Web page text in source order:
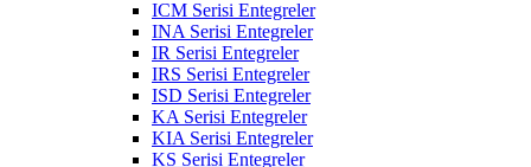
ICM Serisi Entegreler
INA Serisi Entegreler
IR Serisi Entegreler
IRS Serisi Entegreler
ISD Serisi Entegreler
KA Serisi Entegreler
KIA Serisi Entegreler
KS Serisi Entegreler